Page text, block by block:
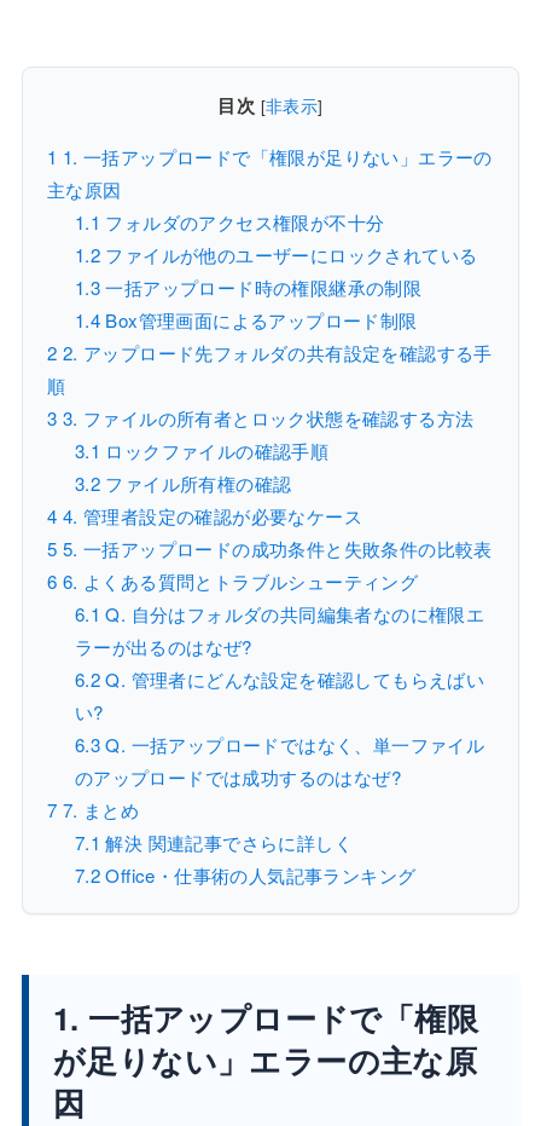
目次 [非表示]
1 1. 一括アップロードで「権限が足りない」エラーの
主な原因
1.1 フォルダのアクセス権限が不十分
1.2ファイルが他のユーザーにロックされている
1.3一括アップロード時の権限継承の制限
1.4Box管理画面によるアップロード制限
2 2. アップロード先フォルダの共有設定を確認する手
順
3 3. ファイルの所有者とロック状態を確認する方法
3.1 ロックファイルの確認手順
3.2ファイル所有権の確認
4 4. 管理者設定の確認が必要なケース
5 5. 一括アップロードの成功条件と失敗条件の比較表
6 6. よくある質問とトラブルシューティング
6.1 Q. 自分はフォルダの共同編集者なのに権限エ
ラーが出るのはなぜ?
6.2Q. 管理者にどんな設定を確認してもらえばい
い?
6.3Q. 一括アップロードではなく、単一ファイル
のアップロードでは成功するのはなぜ?
7 7. まとめ
7.1 解決 関連記事でさらに詳しく
7.2Office・仕事術の人気記事ランキング
1. 一括アップロードで「権限
が足りない」エラーの主な原
因